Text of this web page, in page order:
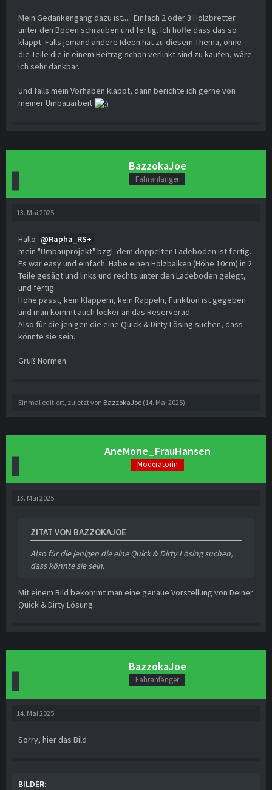
Mein Gedankengang dazu ist..... Einfach 2 oder 3 Holzbretter
unter den Boden schrauben und fertig. Ich hoffe dass das so
klappt. Falls jemand andere Ideen hat zu diesem Thema, ohne
die Teile die in einem Beitrag schon verlinkt sind zu kaufen, wäre
ich sehr dankbar.
Und falls mein Vorhaben klappt, dann berichte ich gerne von
meiner Umbauarbeit
BazzokaJoe
Fahranfänger
13. Mai 2025
Hallo
Rapha_RS+
mein "Umbauprojekt" bzgl. dem doppelten Ladeboden ist fertig.
Es war easy und einfach. Habe einen Holzbalken (Höhe 10cm) in 2
Teile gesägt und links und rechts unter den Ladeboden gelegt,
und fertig.
Höhe passt, kein Klappern, kein Rappeln, Funktion ist gegeben
und man kommt auch locker an das Reserverad.
Also für die jenigen die eine Quick & Dirty Lösing suchen, dass
könnte sie sein.
Gruß Normen
Einmal editiert, zuletzt von BazzokaJoe (14. Mai 2025)
AneMone_FrauHansen
Moderatorin
13. Mai 2025
ZITAT VON BAZZOKAJOE
Also für die jenigen die eine Quick & Dirty Lösing suchen,
dass könnte sie sein.
Mit einem Bild bekommt man eine genaue Vorstellung von Deiner
Quick & Dirty Lösung.
BazzokaJoe
Fahranfänger
14. Mai 2025
Sorry, hier das Bild
BILDER